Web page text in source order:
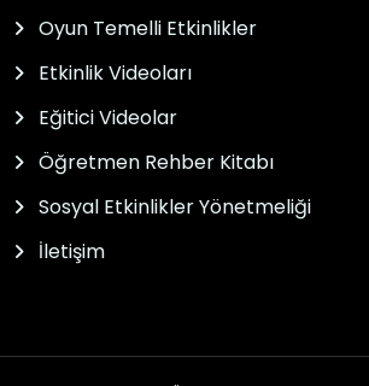
Oyun Temelli Etkinlikler
Etkinlik Videoları
Eğitici Videolar
Öğretmen Rehber Kitabı
Sosyal Etkinlikler Yönetmeliği
İletişim